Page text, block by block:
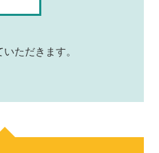
ただきます。